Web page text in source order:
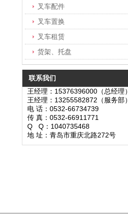
叉车配件
叉车置换
叉车租赁
货架、托盘
联系我们
王经理：15376396000（总经理）
王经理：13255582872（服务部）
电 话：0532-66734739
传 真：0532-66911771
Q Q：1040735468
地 址：青岛市重庆北路272号